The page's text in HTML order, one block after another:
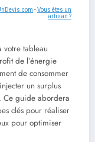
-Vous êtes un
artisan ?
votre tableau
de l’énergie
de consommer
un surplus
Ce guide abordera
clés pour réaliser
pour optimiser